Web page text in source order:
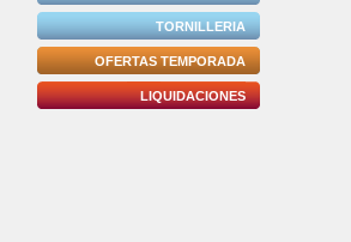
TORNILLERIA
OFERTAS TEMPORADA
LIQUIDACIONES